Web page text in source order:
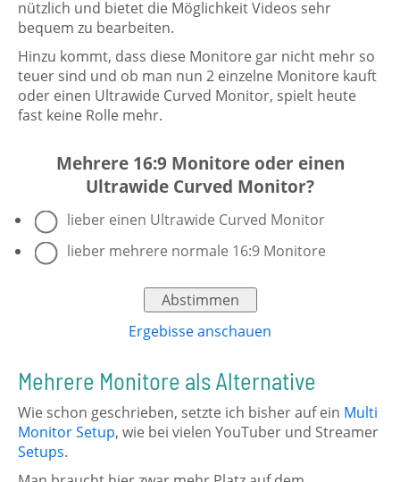
nützlich und bietet die Möglichkeit Videos sehr
bequem zu bearbeiten.
Hinzu kommt, dass diese Monitore gar nicht mehr so
teuer sind und ob man nun 2 einzelne Monitore kauft
oder einen Ultrawide Curved Monitor, spielt heute
fast keine Rolle mehr.
Mehrere 16:9 Monitore oder einen
Ultrawide Curved Monitor?
lieber einen Ultrawide Curved Monitor
lieber mehrere normale 16:9 Monitore
Ergebisse anschauen
Mehrere Monitore als Alternative
Wie schon geschrieben, setzte ich bisher auf ein Multi
Monitor Setup, wie bei vielen YouTuber und Streamer
Setups.